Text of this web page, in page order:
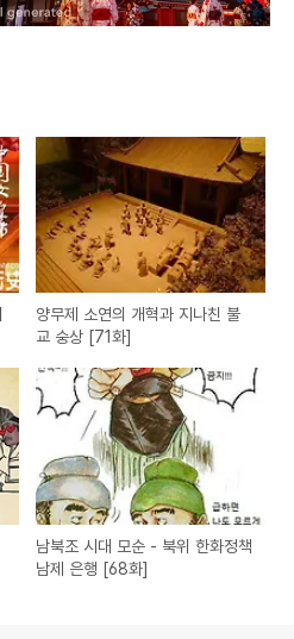
양무제 소연의 개혁과 지나친 불
교 숭상 [71화]
남북조 시대 모순 - 북위 한화정책
남제 은행 [68화]